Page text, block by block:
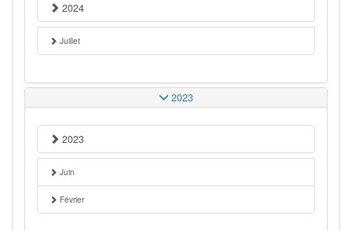
2024
Juillet
2023
2023
Juin
Février